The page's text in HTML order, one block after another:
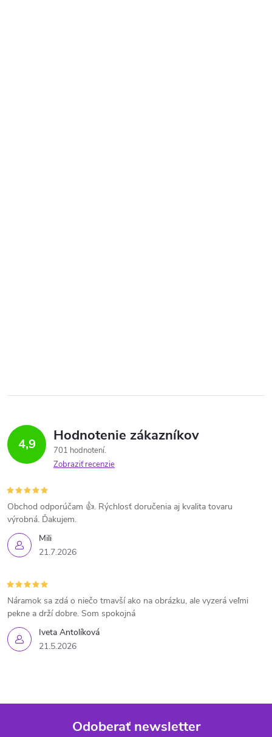
4,9 Hodnotenie zákazníkov
701 hodnotení
Zobraziť recenzie
Mili
21.7.2026
Obchod odporúčam 👍. Rýchlosť doručenia aj kvalita tovaru
výrobná. Ďakujem.
Iveta Antolíková
21.5.2026
Náramok sa zdá o niečo tmavší ako na obrázku, ale vyzerá veľmi
pekne a drží dobre. Som spokojná
Odoberať newsletter